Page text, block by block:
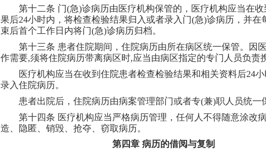
第十二条 门(急)诊病历由医疗机构保管的，医疗机构应当在
果后24小时内，将检查检验结果归入或者录入门(急)诊病历，并在
束后首个工作日内将门(急)诊病历归档。
第十三条 患者住院期间，住院病历由所在病区统一保管。因
作需要,须将住院病历带离病区时,应当由病区指定的专门人员负责
医疗机构应当在收到住院患者检查检验结果和相关资料后24
录入住院病历。
患者出院后，住院病历由病案管理部门或者专(兼)职人员统一
第十四条 医疗机构应当严格病历管理，任何人不得随意涂改
造、隐匿、销毁、抢夺、窃取病历。
第四章 病历的借阅与复制